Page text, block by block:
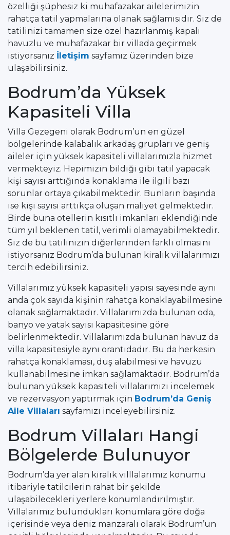
özelliği şüphesiz ki muhafazakar ailelerimizin
rahatça tatil yapmalarına olanak sağlamısıdır. Siz de
tatilinizi tamamen size özel hazırlanmış kapalı
havuzlu ve muhafazakar bir villada geçirmek
istiyorsanız İletişim sayfamız üzerinden bize
ulaşabilirsiniz.
Bodrum’da Yüksek
Kapasiteli Villa
Villa Gezegeni olarak Bodrum’un en güzel
bölgelerinde kalabalık arkadaş grupları ve geniş
aileler için yüksek kapasiteli villalarımızla hizmet
vermekteyiz. Hepimizin bildiği gibi tatil yapacak
kişi sayısı arttığında konaklama ile ilgili bazı
sorunlar ortaya çıkabilmektedir. Bunların başında
ise kişi sayısı arttıkça oluşan maliyet gelmektedir.
Birde buna otellerin kısıtlı imkanları eklendiğinde
tüm yıl beklenen tatil, verimli olamayabilmektedir.
Siz de bu tatilinizin diğerlerinden farklı olmasını
istiyorsanız Bodrum’da bulunan kiralık villalarımızı
tercih edebilirsiniz.
Villalarımız yüksek kapasiteli yapısı sayesinde aynı
anda çok sayıda kişinin rahatça konaklayabilmesine
olanak sağlamaktadır. Villalarımızda bulunan oda,
banyo ve yatak sayısı kapasitesine göre
belirlenmektedir. Villalarımızda bulunan havuz da
villa kapasitesiyle aynı orantıdadır. Bu da herkesin
rahatça konaklaması, duş alabilmesi ve havuzu
kullanabilmesine imkan sağlamaktadır. Bodrum’da
bulunan yüksek kapasiteli villalarımızı incelemek
ve rezervasyon yaptırmak için Bodrum’da Geniş
Aile Villaları sayfamızı inceleyebilirsiniz.
Bodrum Villaları Hangi
Bölgelerde Bulunuyor
Bodrum’da yer alan kiralık villlalarımız konumu
itibariyle tatilcilerin rahat bir şekilde
ulaşabilecekleri yerlere konumlandırılmıştır.
Villalarımız bulundukları konumlara göre doğa
içerisinde veya deniz manzaralı olarak Bodrum’un